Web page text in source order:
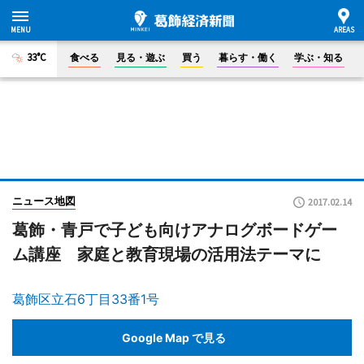
33°C 食べる 見る・遊ぶ 買う 暮らす・働く 学ぶ・知る
ニュース地図 2017.02.14
葛飾・青戸で子ども向けアナログボードゲー
ム講座 家庭と教育現場の活用法テーマに
葛飾区立石6丁目33番1号
Google Map で見る